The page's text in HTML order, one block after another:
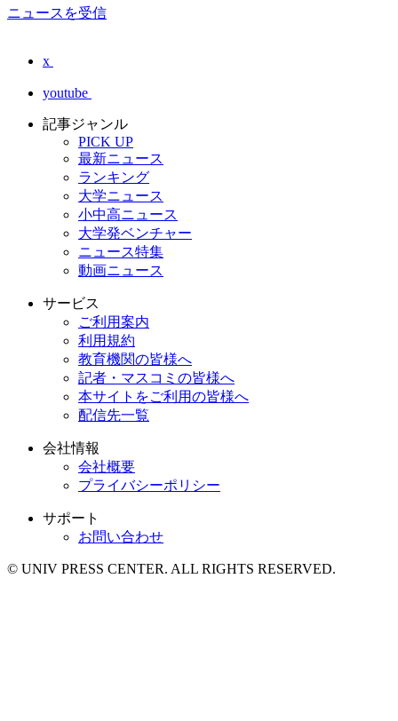
ニュースを受信
x
youtube
記事ジャンル
PICK UP
最新ニュース
ランキング
大学ニュース
小中高ニュース
大学発ベンチャー
ニュース特集
動画ニュース
サービス
ご利用案内
利用規約
教育機関の皆様へ
記者・マスコミの皆様へ
本サイトをご利用の皆様へ
配信先一覧
会社情報
会社概要
プライバシーポリシー
サポート
お問い合わせ
© UNIV PRESS CENTER. ALL RIGHTS RESERVED.